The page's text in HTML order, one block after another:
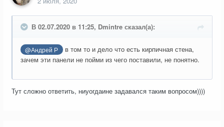
В 02.07.2020 в 11:25, Dmintre сказал(а):
@Андрей Р
в том то и дело что есть кирпичная стена,
зачем эти панели не пойми из чего поставили, не понятно.
Тут сложно ответить, ниуогдаине задавался таким вопросом))))